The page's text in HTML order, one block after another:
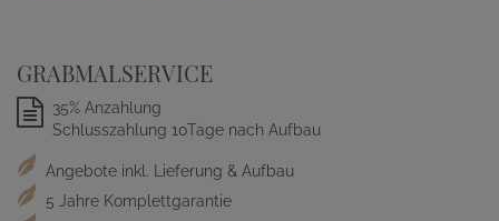
GRABMALSERVICE
35% Anzahlung
Schlusszahlung 10Tage nach Aufbau
Angebote inkl. Lieferung & Aufbau
5 Jahre Komplettgarantie